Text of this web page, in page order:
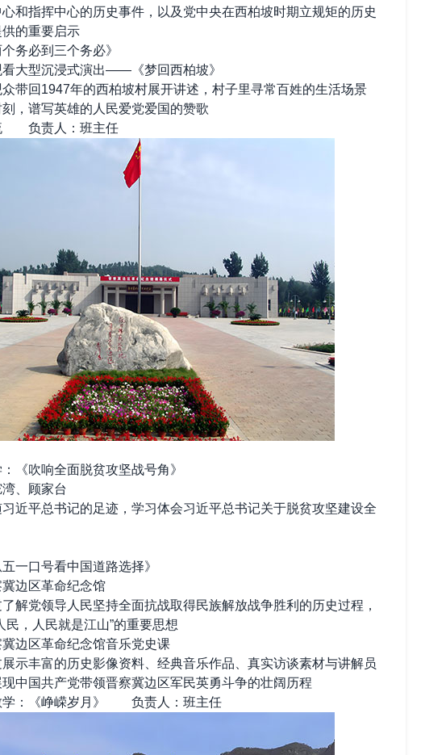
和指挥中心的历史事件，以及党中央在西柏坡时期立规矩的历史
的重要启示
必到三个务必》
型沉浸式演出——《梦回西柏坡》
回1947年的西柏坡村展开讲述，村子里寻常百姓的生活场景
，谱写英雄的人民爱党爱国的赞歌
负责人：班主任
：《吹响全面脱贫攻坚战号角》
、顾家台
平总书记的足迹，学习体会习近平总书记关于脱贫攻坚建设全
口号看中国道路选择》
边区革命纪念馆
党领导人民坚持全面抗战取得民族解放战争胜利的历史过程，
民，人民就是江山”的重要思想
区革命纪念馆音乐党史课
丰富的历史影像资料、经典音乐作品、真实访谈素材与讲解员
中国共产党带领晋察冀边区军民英勇斗争的壮阔历程
：《峥嵘岁月》 负责人：班主任